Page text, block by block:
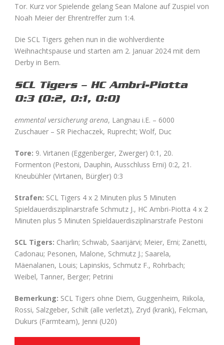
Tor. Kurz vor Spielende gelang Sean Malone auf Zuspiel von
Noah Meier der Ehrentreffer zum 1:4.
Die SCL Tigers gehen nun in die wohlverdiente
Weihnachtspause und starten am 2. Januar 2024 mit dem
Derby in Bern.
SCL Tigers – HC Ambri-Piotta
0:3 (0:2, 0:1, 0:0)
emmental versicherung arena, Langnau i.E. – 6000
Zuschauer – SR Piechaczek, Ruprecht; Wolf, Duc
Tore: 9. Virtanen (Eggenberger, Zwerger) 0:1, 20.
Formenton (Pestoni, Dauphin, Ausschluss Erni) 0:2, 21.
Kneubühler (Virtanen, Bürgler) 0:3
Strafen: SCL Tigers 4 x 2 Minuten plus 5 Minuten
Spieldauerdisziplinarstrafe Schmutz J., HC Ambri-Piotta 4 x 2
Minuten plus 5 Minuten Spieldauerdisziplinarstrafe Pestoni
SCL Tigers: Charlin; Schwab, Saarijärvi; Meier, Erni; Zanetti,
Cadonau; Pesonen, Malone, Schmutz J.; Saarela,
Mäenalanen, Louis; Lapinskis, Schmutz F., Rohrbach;
Weibel, Tanner, Berger; Petrini
Bemerkung: SCL Tigers ohne Diem, Guggenheim, Riikola,
Rossi, Salzgeber, Schilt (alle verletzt), Zryd (krank), Felcman,
Dukurs (Farmteam), Jenni (U20)